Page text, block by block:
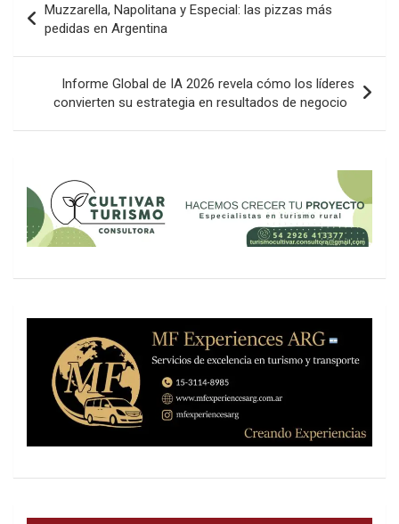
de
entradas
Muzzarella, Napolitana y Especial: las pizzas más
pedidas en Argentina
Informe Global de IA 2026 revela cómo los líderes
convierten su estrategia en resultados de negocio